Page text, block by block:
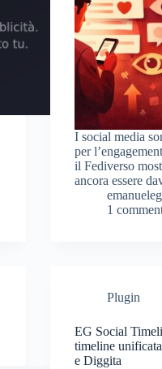
I social media
per
il Fediverso
ancora essere
1
Plugin
EG Social
timeline
e Diggita